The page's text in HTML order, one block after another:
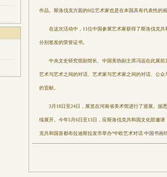
作品。斯洛伐克方面的6位艺术家也是在本国具有代表性的
在这次活动中，11位中国参展艺术家获得了斯洛伐克共
分别签发的荣誉证书。
中央文史研究馆副馆长、中国美协副主席冯远在此展前
艺术与艺术之间的对话、艺术家与艺术家之间的对话、公
的贡献。
3月18日至24日，展览在河南省美术馆进行了巡展。据悉
续展开。今年5月6日至13日，应斯洛伐克共和国文化部邀
克共和国首都布拉迪斯拉发市举办“中欧艺术对话·中国书画